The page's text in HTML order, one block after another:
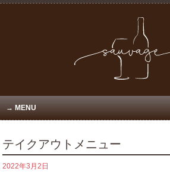
MENU
テイクアウトメニュー
2022年3月2日